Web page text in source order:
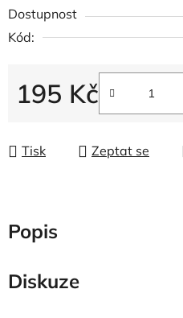
Dostupnost
Kód:
195 Kč
Tisk Zeptat se
Popis
Diskuze